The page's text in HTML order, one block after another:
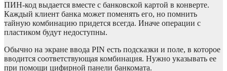
ПИН-код выдается вместе с банковской картой в конверте.
Каждый клиент банка может поменять его, но помнить
тайную комбинацию придется всегда. Иначе операции с
пластиком будут недоступны.
Обычно на экране ввода PIN есть подсказки и поле, в которое
вводится соответствующая комбинация. Нужно указывать ее
при помощи цифирной панели банкомата.